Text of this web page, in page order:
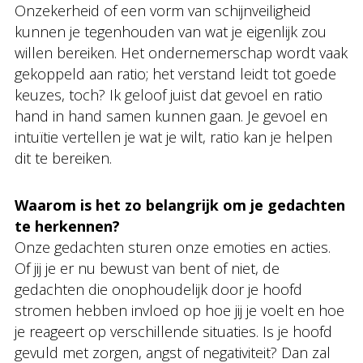
Onzekerheid of een vorm van schijnveiligheid
kunnen je tegenhouden van wat je eigenlijk zou
willen bereiken. Het ondernemerschap wordt vaak
gekoppeld aan ratio; het verstand leidt tot goede
keuzes, toch? Ik geloof juist dat gevoel en ratio
hand in hand samen kunnen gaan. Je gevoel en
intuïtie vertellen je wat je wilt, ratio kan je helpen
dit te bereiken.
Waarom is het zo belangrijk om je gedachten
te herkennen?
Onze gedachten sturen onze emoties en acties.
Of jij je er nu bewust van bent of niet, de
gedachten die onophoudelijk door je hoofd
stromen hebben invloed op hoe jij je voelt en hoe
je reageert op verschillende situaties. Is je hoofd
gevuld met zorgen, angst of negativiteit? Dan zal